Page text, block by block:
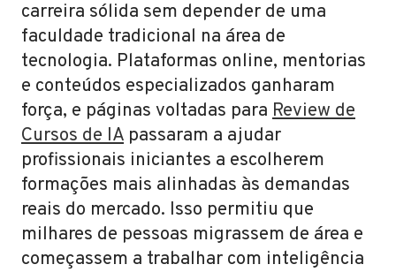
carreira sólida sem depender de uma
faculdade tradicional na área de
tecnologia. Plataformas online, mentorias
e conteúdos especializados ganharam
força, e páginas voltadas para Review de
Cursos de IA passaram a ajudar
profissionais iniciantes a escolherem
formações mais alinhadas às demandas
reais do mercado. Isso permitiu que
milhares de pessoas migrassem de área e
começassem a trabalhar com inteligência